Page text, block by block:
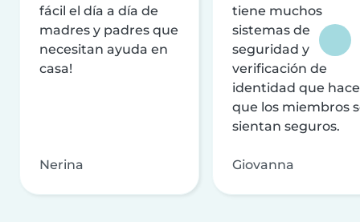
fácil el día a día de
madres y padres que
necesitan ayuda en
casa!
Nerina
tiene muchos
sistemas de
seguridad y
verificación de
identidad que
que los miembros
sientan seguros.
Giovanna